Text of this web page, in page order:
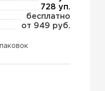
728 уп.
бесплатно
от 949 руб.